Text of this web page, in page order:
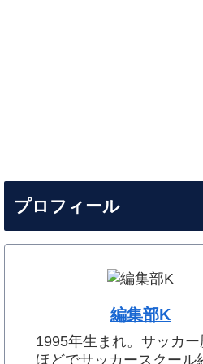
プロフィール
編集部K
1995年生まれ。サッカ
ほどでサッカースクール